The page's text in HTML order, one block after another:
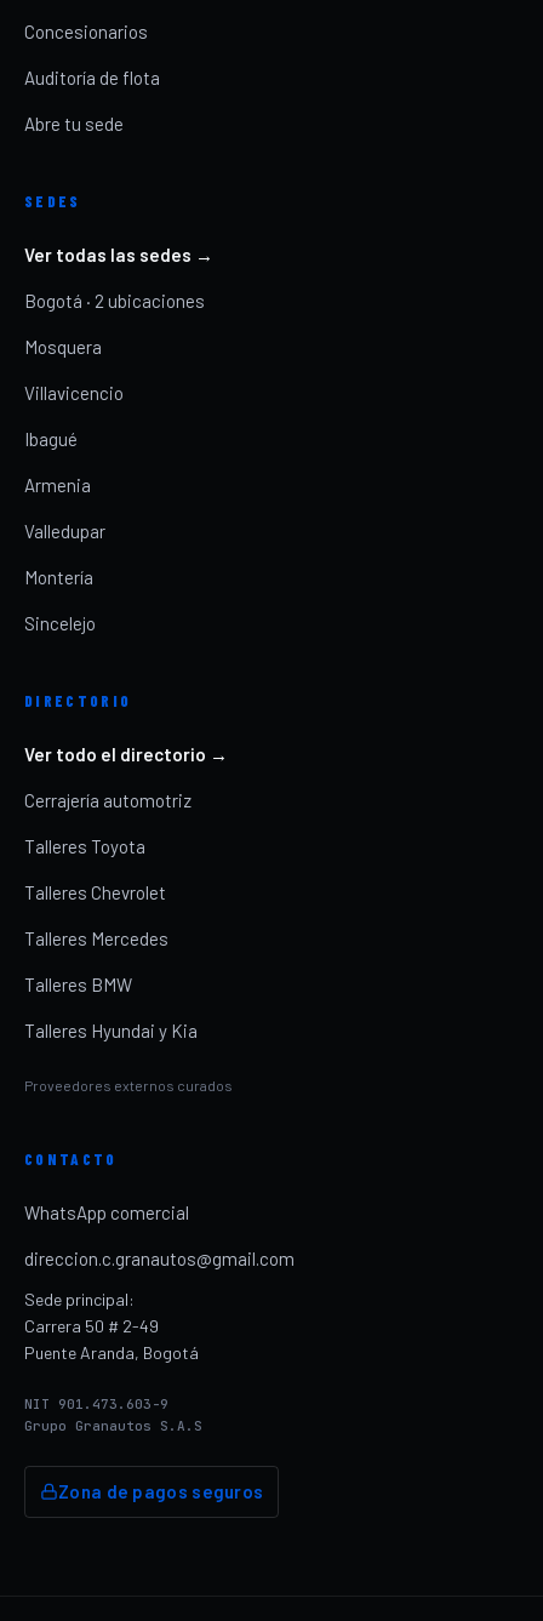
Concesionarios
Auditoría de flota
Abre tu sede
SEDES
Ver todas las sedes →
Bogotá · 2 ubicaciones
Mosquera
Villavicencio
Ibagué
Armenia
Valledupar
Montería
Sincelejo
DIRECTORIO
Ver todo el directorio →
Cerrajería automotriz
Talleres Toyota
Talleres Chevrolet
Talleres Mercedes
Talleres BMW
Talleres Hyundai y Kia
Proveedores externos curados
CONTACTO
WhatsApp comercial
direccion.c.granautos@gmail.com
Sede principal:
Carrera 50 # 2-49
Puente Aranda, Bogotá
NIT 901.473.603-9
Grupo Granautos S.A.S
Zona de pagos seguros